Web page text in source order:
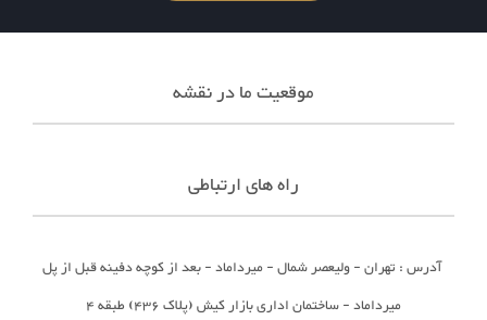
موقعیت ما در نقشه
راه های ارتباطی
آدرس : تهران - ولیعصر شمال - میرداماد - بعد از کوچه دفینه قبل از پل
میرداماد - ساختمان اداری بازار کیش (پلاک 436) طبقه 4